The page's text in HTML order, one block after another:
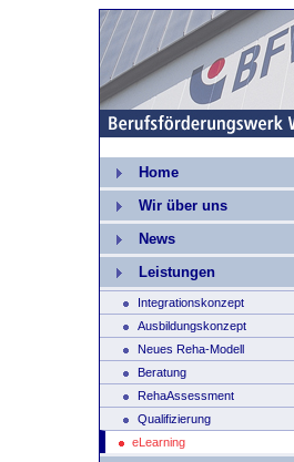
Home
Wir über uns
News
Leistungen
Integrationskonzept
Ausbildungskonzept
Neues Reha-Modell
Beratung
RehaAssessment
Qualifizierung
eLearning